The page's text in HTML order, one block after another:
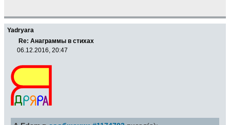
Yadryara
Re: Анаграммы в стихах
06.12.2016, 20:47